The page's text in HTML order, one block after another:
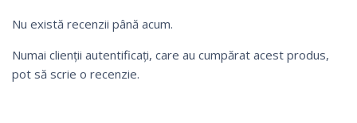
Nu există recenzii până acum.
Numai clienții autentificați, care au cumpărat acest produs,
pot să scrie o recenzie.